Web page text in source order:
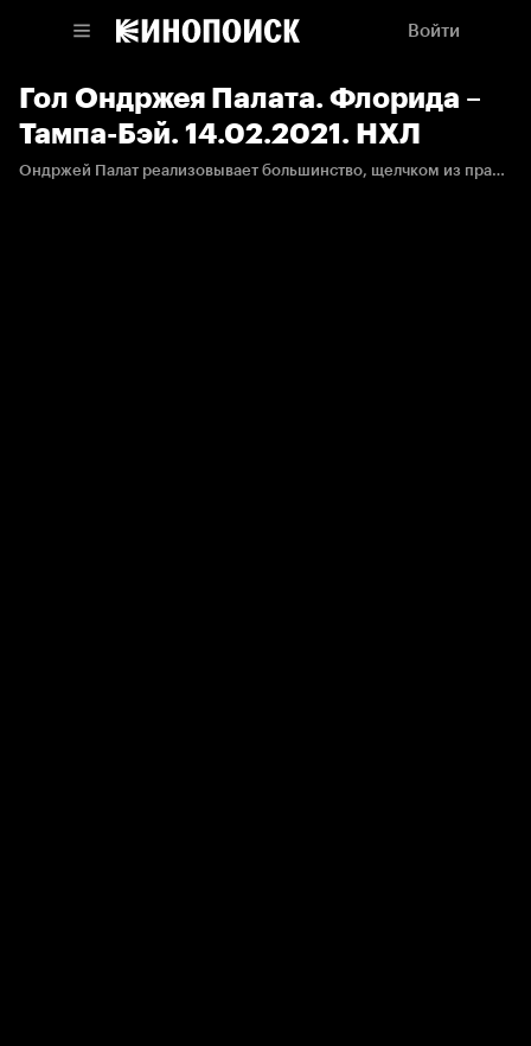
Войти
Гол Ондржея Палата. Флорида –
Тампа-Бэй. 14.02.2021. НХЛ
Ондржей Палат реализовывает большинство, щелчком из правого круга забрасывая шестую шайбу в сезоне